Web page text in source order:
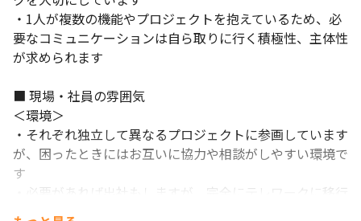
・1人が複数の機能やプロジェクトを抱えているため、必
要なコミュニケーションは自ら取りに行く積極性、主体性
が求められます
■ 現場・社員の雰囲気
＜環境＞
・それぞれ独立して異なるプロジェクトに参画しています
が、困ったときにはお互いに協力や相談がしやすい環境で
す
・必要があれば出社もしますが、完全にテレワークに移行
しています（役職やプロジェクトによって異なりますが、